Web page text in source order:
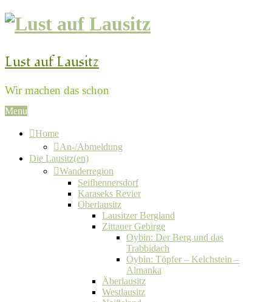
Lust auf Lausitz
Wir machen das schon
Menu
Home
An-/Abmeldung
Die Lausitz(en)
Wanderregion
Seifhennersdorf
Karaseks Revier
Oberlausitz
Lausitzer Bergland
Zittauer Gebirge
Oybin: Der Berg und das
Trabbidach
Oybin: Töpfer – Kelchstein –
Almanka
Äberlausitz
Westlausitz